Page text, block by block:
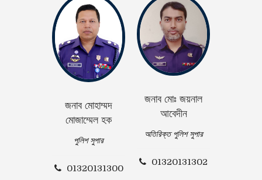
জনাব মোহাম্মদ
মোজাম্মেল হক
পুলিশ সুপার
01320131300
জনাব মোঃ জয়নাল
আবেদীন
অতিরিক্ত পুলিশ সুপার
01320131302